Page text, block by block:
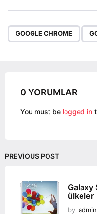
t
P
a
GOOGLE CHROME
0 YORUMLAR
You must be logged in
PREVIOUS POST
Galaxy
ülkeler
by admin